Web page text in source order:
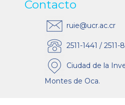
Contacto
ruie@ucr.ac.cr
2511-1441 / 2511-
Ciudad de la
Montes de Oca.